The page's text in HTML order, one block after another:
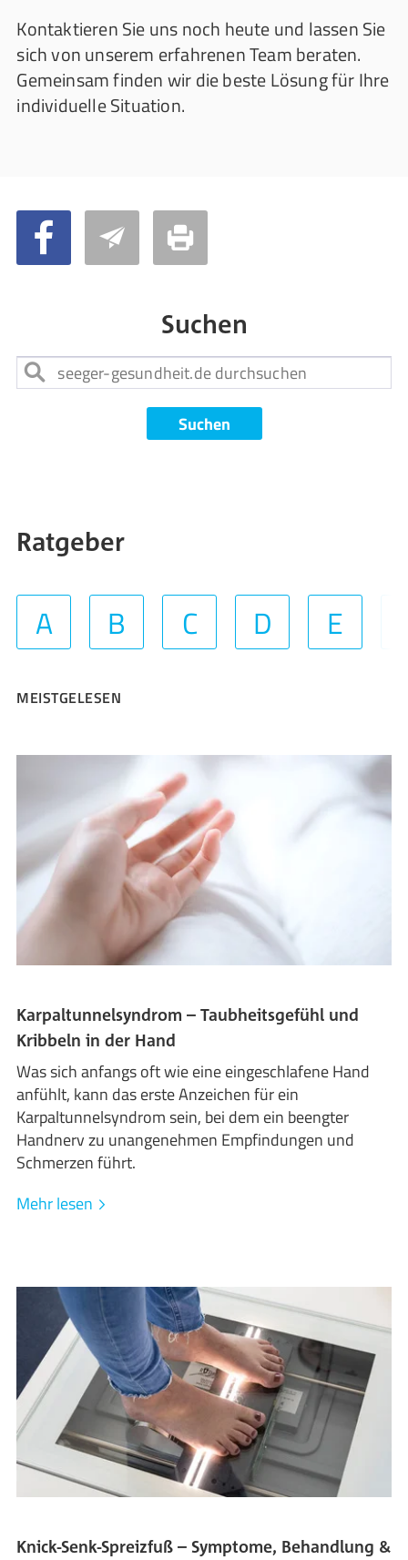
Kontaktieren Sie uns noch heute und lassen Sie
sich von unserem erfahrenen Team beraten.
Gemeinsam finden wir die beste Lösung für Ihre
individuelle Situation.
Suchen
Suchen
Ratgeber
A B C D E
MEISTGELESEN
Karpaltunnelsyndrom – Taubheitsgefühl und
Kribbeln in der Hand
Was sich anfangs oft wie eine eingeschlafene Hand
anfühlt, kann das erste Anzeichen für ein
Karpaltunnelsyndrom sein, bei dem ein beengter
Handnerv zu unangenehmen Empfindungen und
Schmerzen führt.
Mehr lesen
Knick-Senk-Spreizfuß – Symptome, Behandlung &